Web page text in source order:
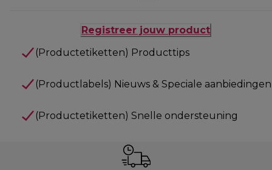
Registreer jouw product
(Productetiketten) Producttips
(Productlabels) Nieuws & Speciale aanbiedingen
(Productetiketten) Snelle ondersteuning